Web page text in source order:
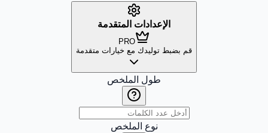
الإعدادات المتقدمة
PRO
قم بضبط توليدك مع خيارات متقدمة
طول الملخص
نوع الملخص